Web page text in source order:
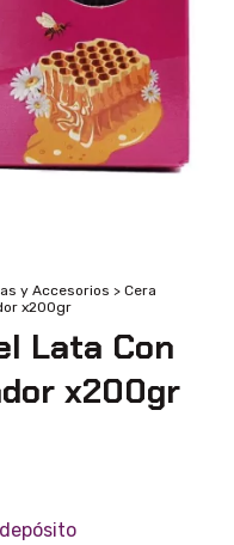
y Accesorios > Cera
x200gr
Lata Con
x200gr